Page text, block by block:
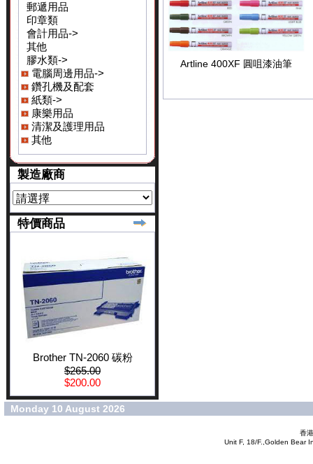
郵遞用品
印章類
會計用品->
其他
膠水類->
電腦周邊用品->
鑽孔機及配套
紙類->
康樂用品
清潔及護理用品
其他
製造廠商
特價商品
Brother TN-2060 碳粉
$265.00
$200.00
Artline 400XF 圓咀漆油筆
Monday 10 August 2026
香
Unit F, 18/F.,Golden Bear